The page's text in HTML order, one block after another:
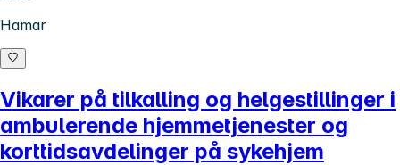
Hamar
Vikarer på tilkalling og helgestillinger i
ambulerende hjemmetjenester og
korttidsavdelinger på sykehjem